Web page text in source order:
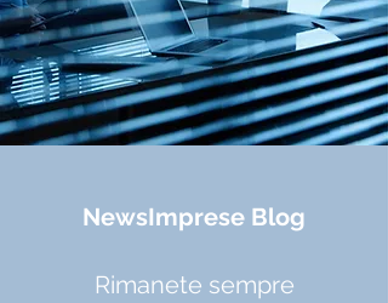
NewsImprese Blog
Rimanete sempre